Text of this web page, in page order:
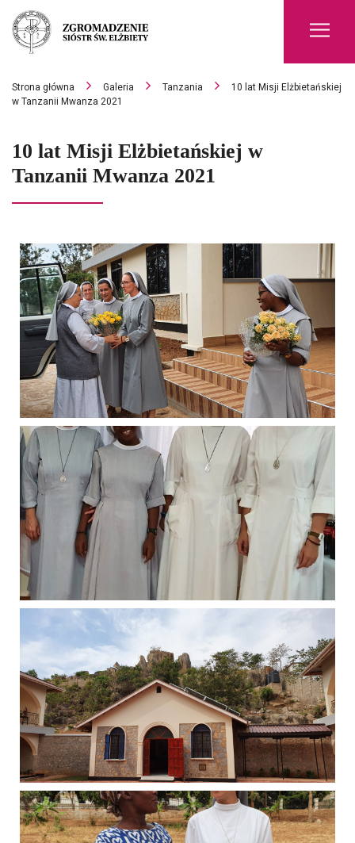
Strona główna Galeria Tanzania
10 lat Misji Elżbietańskiej
w Tanzanii Mwanza 2021
10 lat Misji Elżbietańskiej w
Tanzanii Mwanza 2021